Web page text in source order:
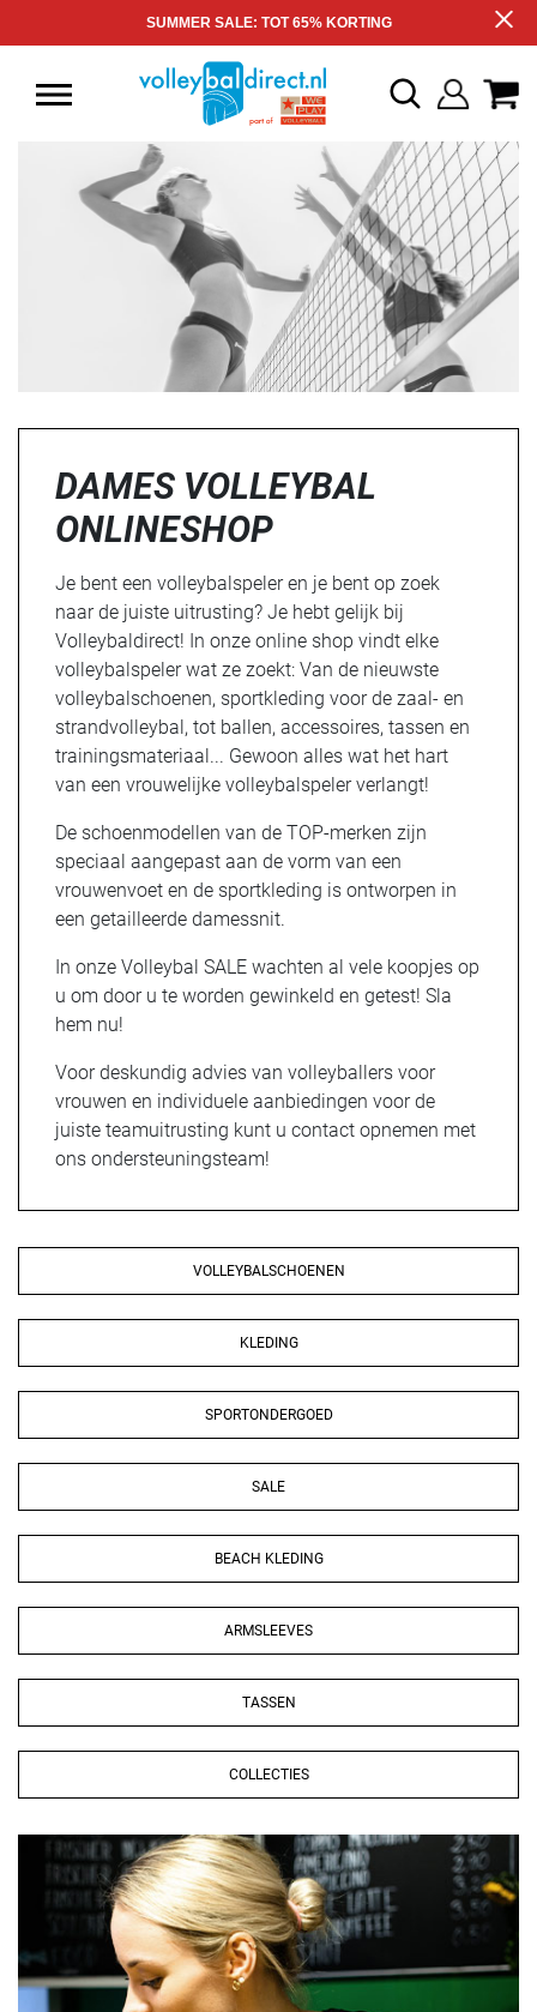
SUMMER SALE: TOT 65% KORTING
DAMES VOLLEYBAL
ONLINESHOP
Je bent een volleybalspeler en je bent op zoek
naar de juiste uitrusting? Je hebt gelijk bij
Volleybaldirect! In onze online shop vindt elke
volleybalspeler wat ze zoekt: Van de nieuwste
volleybalschoenen, sportkleding voor de zaal- en
strandvolleybal, tot ballen, accessoires, tassen en
trainingsmateriaal... Gewoon alles wat het hart
van een vrouwelijke volleybalspeler verlangt!
De schoenmodellen van de TOP-merken zijn
speciaal aangepast aan de vorm van een
vrouwenvoet en de sportkleding is ontworpen in
een getailleerde damessnit.
In onze Volleybal SALE wachten al vele koopjes op
u om door u te worden gewinkeld en getest! Sla
hem nu!
Voor deskundig advies van volleyballers voor
vrouwen en individuele aanbiedingen voor de
juiste teamuitrusting kunt u contact opnemen met
ons ondersteuningsteam!
VOLLEYBALSCHOENEN
KLEDING
SPORTONDERGOED
SALE
BEACH KLEDING
ARMSLEEVES
TASSEN
COLLECTIES